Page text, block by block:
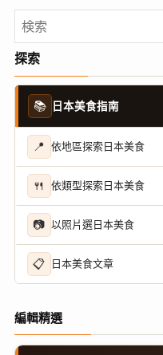
探索
📚 日本美食指南
📍 依地區探索日本美食
🍴 依類型探索日本美食
📷 以照片選日本美食
📋 日本美食文章
編輯精選